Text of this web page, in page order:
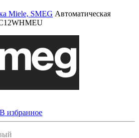
Miele, SMEG Автоматическая
В избранное